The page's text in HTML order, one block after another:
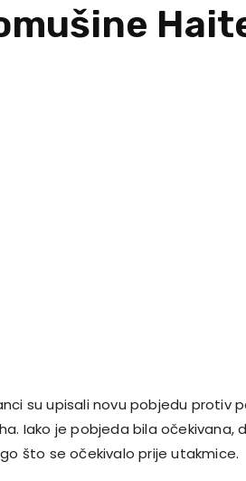
su upisali novu pobjedu protiv
Iako je pobjeda bila
što se očekivalo prije utakmice.